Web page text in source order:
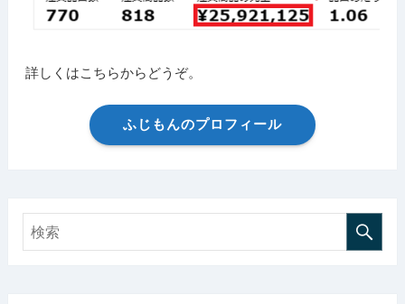
詳しくはこちらからどうぞ。
ふじもんのプロフィール